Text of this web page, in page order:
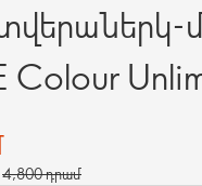
Colour
4,800 դրամ